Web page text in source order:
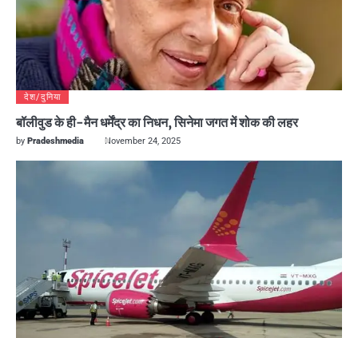
देश/दुनिया
बॉलीवुड के ही-मैन धर्मेंद्र का निधन, सिनेमा जगत में शोक की लहर
by Pradeshmedia November 24, 2025